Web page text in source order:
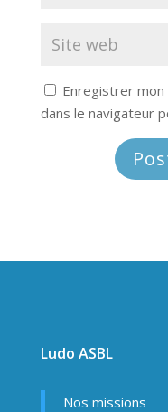
Enregistrer
dans le navigateur
Ludo ASBL
Nos missions